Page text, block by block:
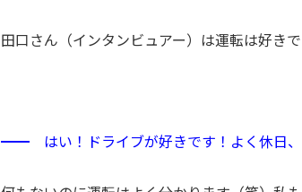
田口さん（インタンビュアー）は運転は好き
━━ はい！ドライブが好きです！よく休日、